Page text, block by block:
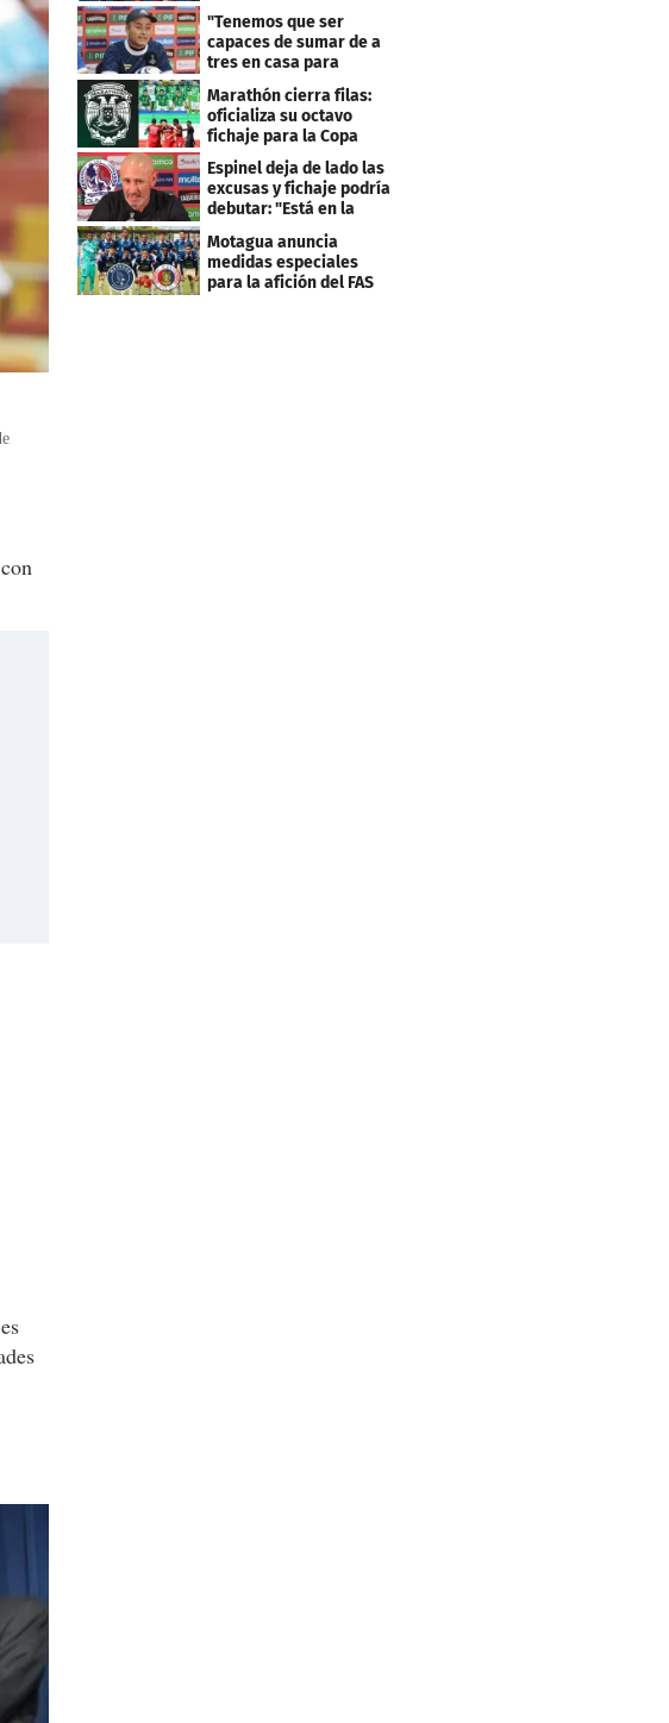
"Tenemos que ser
capaces de sumar de a
tres en casa para
asegurar la
clasificación"
Marathón cierra filas:
oficializa su octavo
fichaje para la Copa
Centroamericana
Espinel deja de lado las
excusas y fichaje podría
debutar: "Está en la
Motagua anuncia
medidas especiales
para la afición del FAS